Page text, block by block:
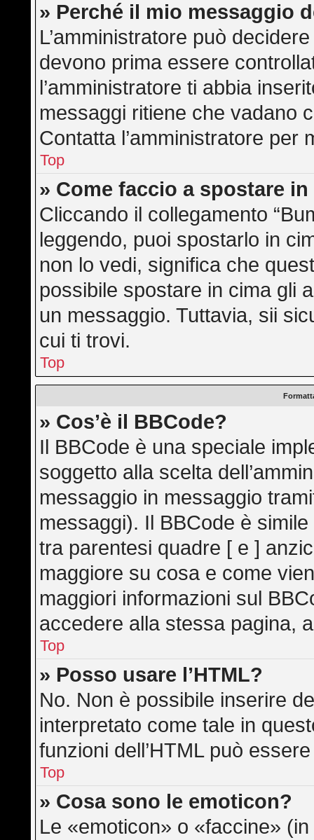
» Perché il mio messaggio
L’amministratore può
devono prima essere
l’amministratore ti abbia
messaggi ritiene che vadano
Contatta l’amministratore per
Top
» Come faccio a spostare
Cliccando il collegamento
leggendo, puoi spostarlo in
non lo vedi, significa che
possibile spostare in cima gli
un messaggio. Tuttavia, sii
cui ti trovi.
Top
» Cos’è il BBCode?
Il BBCode è una speciale
soggetto alla scelta
messaggio in messaggio
messaggi). Il BBCode è
tra parentesi quadre [ e ]
maggiore su cosa e come
maggiori informazioni sul
accedere alla stessa pagina,
Top
» Posso usare l’HTML?
No. Non è possibile inserire
interpretato come tale in
funzioni dell’HTML può
Top
» Cosa sono le emoticon?
Le «emoticon» o «faccine»